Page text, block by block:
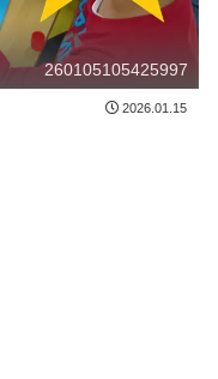
260105105425997
2026.01.15